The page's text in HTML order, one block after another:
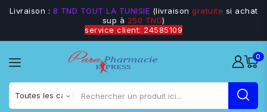
Livraison : 8 TND TOUT LA TUNISIE (livraison gratuite si achat
sup à 250 TND)
service client: 24585109
0